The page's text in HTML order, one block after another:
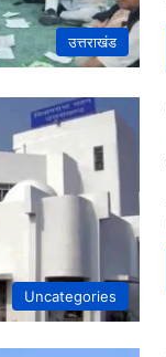
उत्तराखंड
Uncategories